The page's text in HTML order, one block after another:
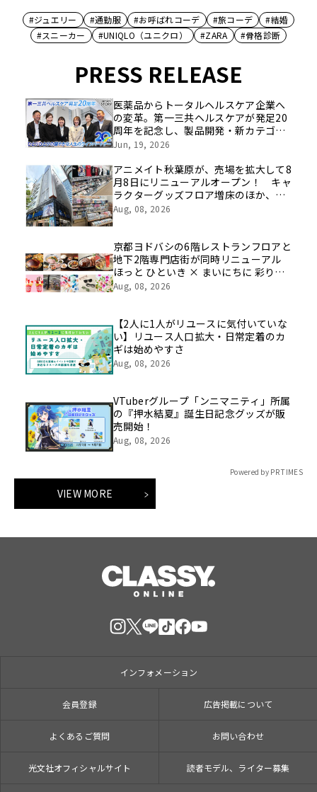
#ジュエリー #通勤服 #お呼ばれコーデ #旅コーデ
#結婚
#スニーカー
#UNIQLO（ユニクロ） #ZARA #骨格診断
PRESS RELEASE
医薬品からトータルヘルスケア企業へ
の変革。第一三共ヘルスケアが発足20
周年を記念し、製品開発・新カテゴリ
挑戦の舞台や旧社統合時のエピソード
像を公開！
Jun, 19, 2026
アニメイト秋葉原が、売場を拡大して8
月8日にリニューアルオープン！ キャ
ラクターグッズフロア増床のほか、新
たにカプセルトイ特化フロアや期間限
Aug, 08, 2026
京都ヨドバシの6階レストランフロアと
地下2階専門店街が同時リニューアル
ほっと ひといき × まいにちに 彩りと
豊かさと
Aug, 08, 2026
【2人に1人がリユースに気付いていな
い】リユース人口拡大・日常定着のカ
ギは始めやすさ
Aug, 08, 2026
VTuberグループ「ンニマニティ」所属
の『押水結夏』誕生日記念グッズが販
売開始！
Aug, 08, 2026
Powered by PR TIMES
VIEW MORE
インフォメーション
会員登録 広告掲載について
よくあるご質問 お問い合わせ
光文社オフィシャルサイト 読者モデル、ライター募集